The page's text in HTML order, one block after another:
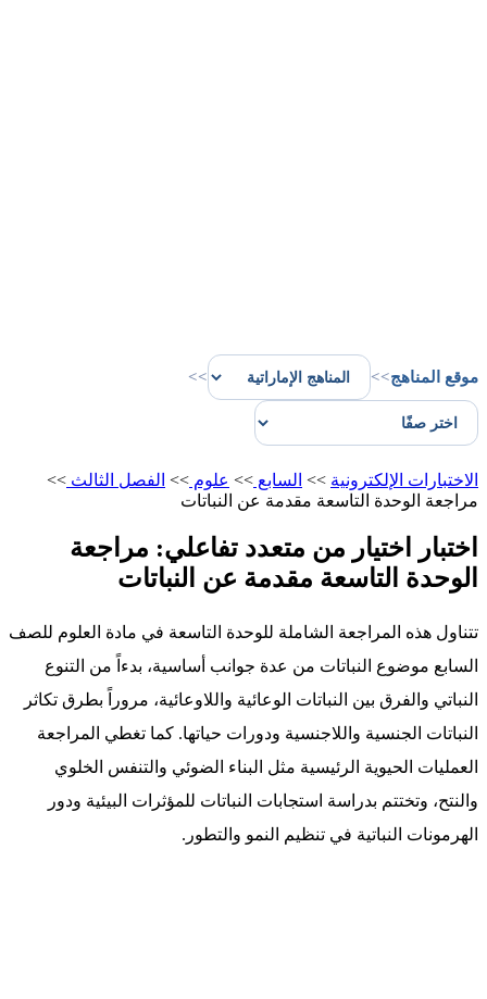
موقع المناهج>>
>>
الاختبارات الإلكترونية >> السابع >> علوم >> الفصل الثالث >>
مراجعة الوحدة التاسعة مقدمة عن النباتات
اختبار اختيار من متعدد تفاعلي: مراجعة
الوحدة التاسعة مقدمة عن النباتات
تتناول هذه المراجعة الشاملة للوحدة التاسعة في مادة العلوم للصف
السابع موضوع النباتات من عدة جوانب أساسية، بدءاً من التنوع
النباتي والفرق بين النباتات الوعائية واللاوعائية، مروراً بطرق تكاثر
النباتات الجنسية واللاجنسية ودورات حياتها. كما تغطي المراجعة
العمليات الحيوية الرئيسية مثل البناء الضوئي والتنفس الخلوي
والنتح، وتختتم بدراسة استجابات النباتات للمؤثرات البيئية ودور
الهرمونات النباتية في تنظيم النمو والتطور.